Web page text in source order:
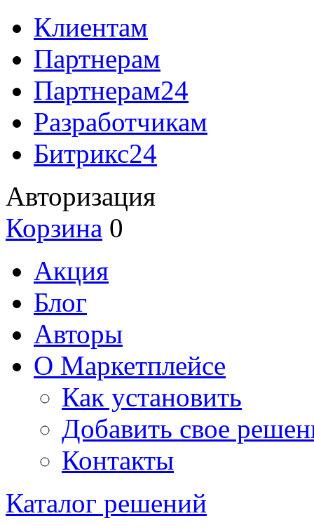
Клиентам
Партнерам
Партнерам24
Разработчикам
Битрикс24
Авторизация
Корзина 0
Акция
Блог
Авторы
О Маркетплейсе
Как установить
Добавить свое
Контакты
Каталог решений